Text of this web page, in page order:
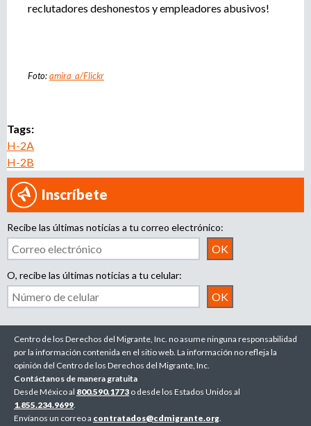
reclutadores deshonestos y empleadores abusivos!
Foto:amira_a/Flickr
Tags:
H-2A
H-2B
Inscríbete
Recibe las últimas noticias a tu correo electrónico:
O, recibe las últimas noticias a tu celular:
Centro de los Derechos del Migrante, Inc. no asume ninguna responsabilidad
por la información contenida en el sitio web. La información no refleja la
opinión del Centro de los Derechos del Migrante, Inc.
Contáctanos de manera gratuita
Desde México al 800.590.1773 o desde los Estados Unidos al
1.855.234.9699
Envíanos un correo a contratados@cdmigrante.org